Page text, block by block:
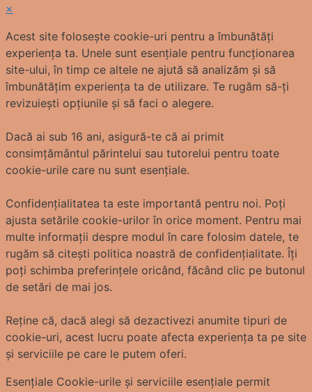
×
Acest site folosește cookie-uri pentru a îmbunătăți
experiența ta. Unele sunt esențiale pentru funcționarea
site-ului, în timp ce altele ne ajută să analizăm și să
îmbunătățim experiența ta de utilizare. Te rugăm să-ți
revizuiești opțiunile și să faci o alegere.
Dacă ai sub 16 ani, asigură-te că ai primit
consimțământul părintelui sau tutorelui pentru toate
cookie-urile care nu sunt esențiale.
Confidențialitatea ta este importantă pentru noi. Poți
ajusta setările cookie-urilor în orice moment. Pentru mai
multe informații despre modul în care folosim datele, te
rugăm să citești politica noastră de confidențialitate. Îți
poți schimba preferințele oricând, făcând clic pe butonul
de setări de mai jos.
Reține că, dacă alegi să dezactivezi anumite tipuri de
cookie-uri, acest lucru poate afecta experiența ta pe site
și serviciile pe care le putem oferi.
Esențiale Cookie-urile și serviciile esențiale permit